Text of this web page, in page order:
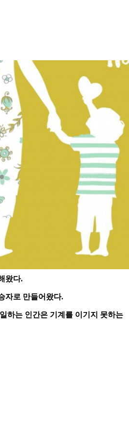
왔다.
자로 만들어왔다.
하는 인간은 기계를 이기지 못하는